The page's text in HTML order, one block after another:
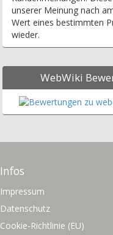
unserer Meinung nach
Wert eines bestimmten
wieder.
WebWiki
Infos
Impressum
Datenschutz
Cookie-Richtlinie (EU)